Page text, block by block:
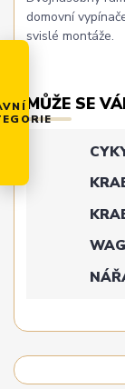
domovní
svislé montáže.
MŮŽE SE